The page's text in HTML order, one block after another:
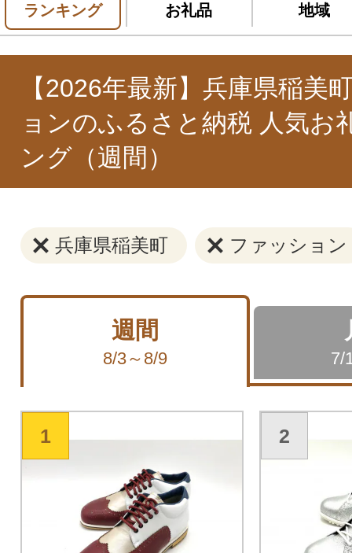
ランキング お礼品 地域
【2026年最新】兵庫県稲美
ョンのふるさと納税 人気お
ング（週間）
兵庫県稲美町 ファッション
週間
8/3～8/9 7/
1 2